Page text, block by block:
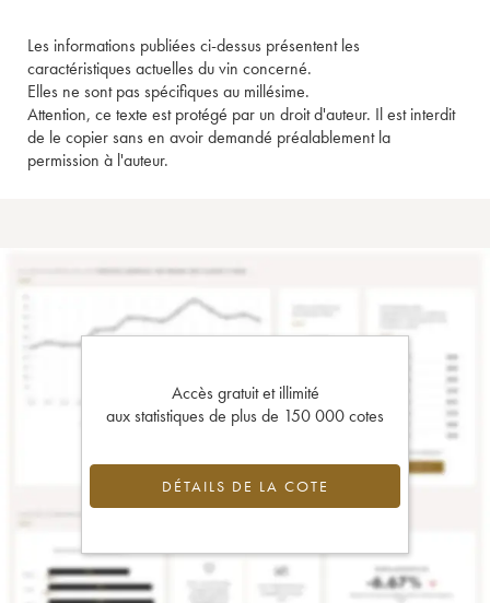
Les informations publiées ci-dessus présentent les
caractéristiques actuelles du vin concerné.
Elles ne sont pas spécifiques au millésime.
Attention, ce texte est protégé par un droit d'auteur. Il est interdit
de le copier sans en avoir demandé préalablement la
permission à l'auteur.
Accès gratuit et illimité
aux statistiques de plus de 150 000 cotes
DÉTAILS DE LA COTE